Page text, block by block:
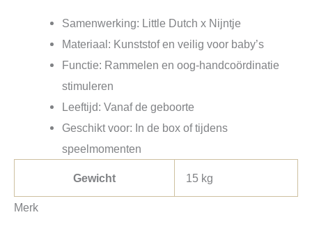
Samenwerking: Little Dutch x Nijntje
Materiaal: Kunststof en veilig voor baby’s
Functie: Rammelen en oog-handcoördinatie
stimuleren
Leeftijd: Vanaf de geboorte
Geschikt voor: In de box of tijdens
speelmomenten
Gewicht 15 kg
Merk